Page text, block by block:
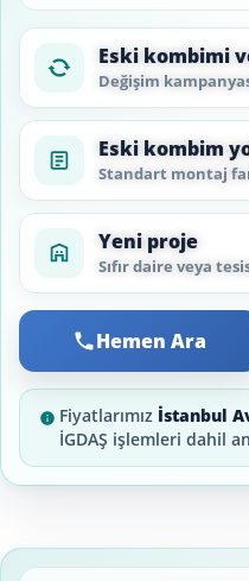
Eski kombimi
Değişim
Eski kombim
Standart montaj
Yeni proje
Sıfır daire veya
Hemen Ara
Fiyatlarımız İstanbul
İGDAŞ işlemleri dahil